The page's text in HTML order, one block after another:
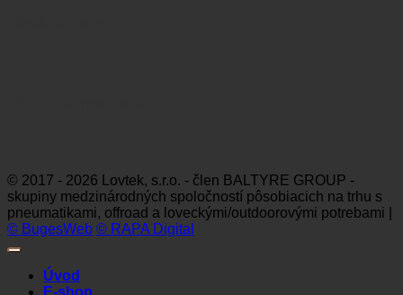
© 2017 - 2026 Lovtek, s.r.o. - člen BALTYRE GROUP -
skupiny medzinárodných spoločností pôsobiacich na trhu s
pneumatikami, offroad a loveckými/outdoorovými potrebami |
© BugesWeb © RAPA Digital
Úvod